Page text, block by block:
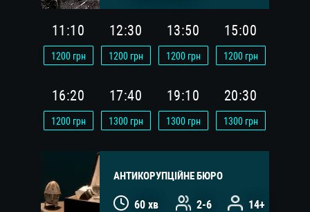
11:10
1200грн
12:30
1200грн
13:50
1200грн
15:00
1200грн
16:20
1200грн
17:40
1300грн
19:10
1300грн
20:30
1300грн
АНТИКОРУПЦІЙНЕ БЮРО
60 хв 2-6 14+